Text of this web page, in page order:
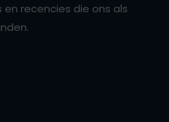
recencies die ons als